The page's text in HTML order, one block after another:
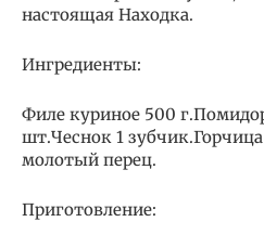
настоящая Находка.
Ингредиенты:
Филе куриное 500
шт.Чеснок 1
молотый перец.
Приготовление: